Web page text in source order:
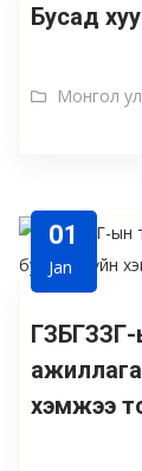
Бусад
Монгол
01
Jan
хэмжээ